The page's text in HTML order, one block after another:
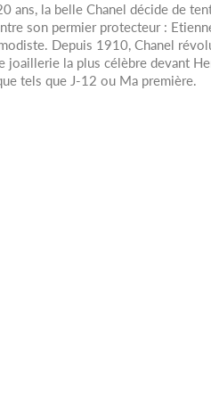
ans, la belle Chanel décide de
son permier protecteur :
Depuis 1910, Chanel
la plus célèbre devant
tels que J-12 ou Ma première.